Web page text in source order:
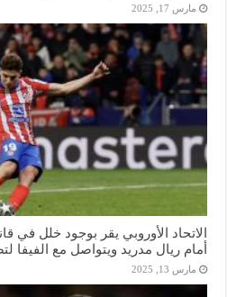
مارس 17, 2025
الاتحاد الأوروبي يقر بوجود خلل في
أمام ريال مدريد ويتواصل مع الفيفا
مارس 13, 2025